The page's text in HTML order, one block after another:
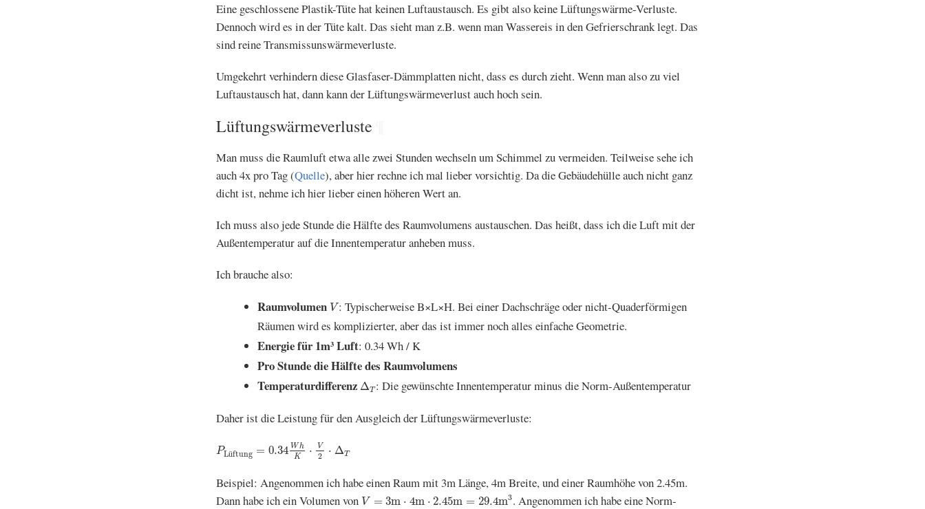
Eine geschlossene Plastik-Tüte hat keinen Luftaustausch. Es gibt also keine Lüftungswärme-Verluste.
Dennoch wird es in der Tüte kalt. Das sieht man z.B. wenn man Wassereis in den Gefrierschrank legt. Das
sind reine Transmissunswärmeverluste.
Umgekehrt verhindern diese Glasfaser-Dämmplatten nicht, dass es durch zieht. Wenn man also zu viel
Luftaustausch hat, dann kann der Lüftungswärmeverlust auch hoch sein.
Lüftungswärmeverluste
Man muss die Raumluft etwa alle zwei Stunden wechseln um Schimmel zu vermeiden. Teilweise sehe ich
auch 4x pro Tag (Quelle), aber hier rechne ich mal lieber vorsichtig. Da die Gebäudehülle auch nicht ganz
dicht ist, nehme ich hier lieber einen höheren Wert an.
Ich muss also jede Stunde die Hälfte des Raumvolumens austauschen. Das heißt, dass ich die Luft mit der
Außentemperatur auf die Innentemperatur anheben muss.
Ich brauche also:
Raumvolumen V
V: Typischerweise B×L×H. Bei einer Dachschräge oder nicht-Quaderförmigen
Räumen wird es komplizierter, aber das ist immer noch alles einfache Geometrie.
Energie für 1m³ Luft: 0.34 Wh / K
Pro Stunde die Hälfte des Raumvolumens
Temperaturdifferenz ΔT
ΔT : Die gewünschte Innentemperatur minus die Norm-Außentemperatur
Daher ist die Leistung für den Ausgleich der Lüftungswärmeverluste:
PLüftung = 0.34 Wh
K
⋅ V
2 ⋅ ΔT
PLüftung 0.34 WhK V2 T
Beispiel: Angenommen ich habe einen Raum mit 3m Länge, 4m Breite, und einer Raumhöhe von 2.45m.
Dann habe ich ein Volumen von V = 3m ⋅ 4m ⋅ 2.45m = 29.4m3
V= m⋅ 2.45 m =29.4 3
. Angenommen ich habe eine Norm-